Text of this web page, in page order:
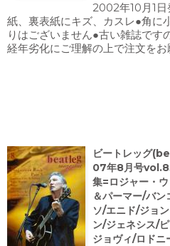
2002年10月1
紙、裏表紙にキズ、カスレ●角に
りはございません●古い雑誌です
経年劣化にご理解の上で注文をお
ビートレッグ
07年8月号
集=ロジャー・
＆パーマー/バ
ソ/エニド/ジョ
ン/ジェネシス/
ジョヴィ/ロドニ